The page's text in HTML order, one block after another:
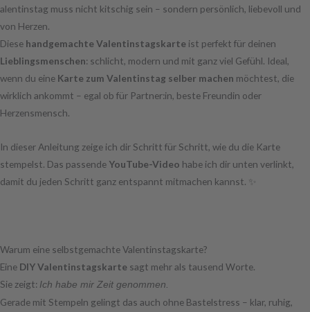
alentinstag muss nicht kitschig sein – sondern persönlich, liebevoll und
von Herzen.
Diese handgemachte Valentinstagskarte ist perfekt für deinen
Lieblingsmenschen: schlicht, modern und mit ganz viel Gefühl. Ideal,
wenn du eine Karte zum Valentinstag selber machen möchtest, die
wirklich ankommt – egal ob für Partner:in, beste Freundin oder
Herzensmensch.
In dieser Anleitung zeige ich dir Schritt für Schritt, wie du die Karte
stempelst. Das passende YouTube-Video habe ich dir unten verlinkt,
damit du jeden Schritt ganz entspannt mitmachen kannst. ✨
Warum eine selbstgemachte Valentinstagskarte?
Eine DIY Valentinstagskarte sagt mehr als tausend Worte.
Sie zeigt: Ich habe mir Zeit genommen.
Gerade mit Stempeln gelingt das auch ohne Bastelstress – klar, ruhig,